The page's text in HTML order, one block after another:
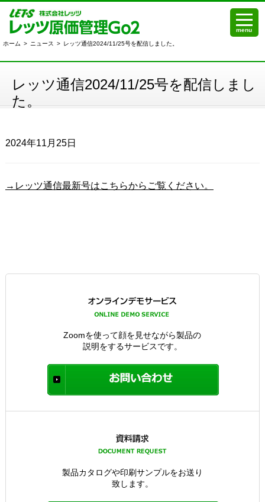
menu
ホーム > ニュース > レッツ通信2024/11/25号を配信しました。
レッツ通信2024/11/25号を配信しまし
た。
2024年11月25日
→レッツ通信最新号はこちらからご覧ください。
Zoomを使って顔を見せながら製品の
説明をするサービスです。
製品カタログや印刷サンプルをお送り
致します。